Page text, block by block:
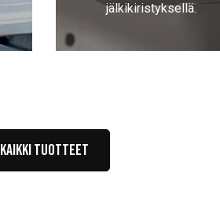
jälkikiristyksellä.
Kaikki tuotteet